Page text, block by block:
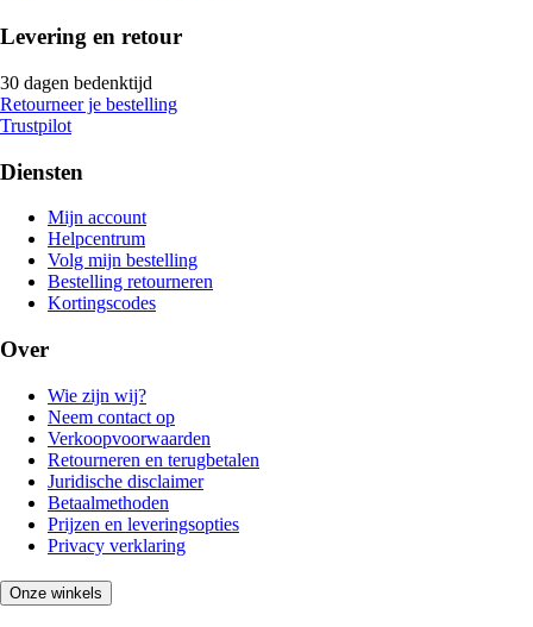
Levering en retour
30 dagen bedenktijd
Retourneer je bestelling
Trustpilot
Diensten
Mijn account
Helpcentrum
Volg mijn bestelling
Bestelling retourneren
Kortingscodes
Over
Wie zijn wij?
Neem contact op
Verkoopvoorwaarden
Retourneren en terugbetalen
Juridische disclaimer
Betaalmethoden
Prijzen en leveringsopties
Privacy verklaring
Onze winkels